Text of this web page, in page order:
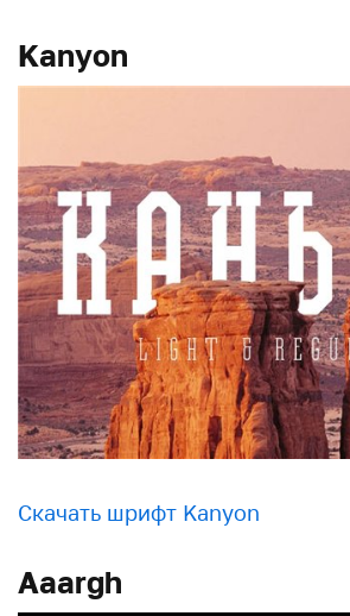
Kanyon
Скачать шрифт Kanyon
Aaargh